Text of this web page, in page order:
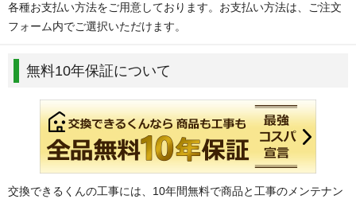
各種お支払い方法をご用意しております。お支払い方法は、ご注文
フォーム内でご選択いただけます。
無料10年保証について
交換できるくんの工事には、10年間無料で商品と工事のメンテナン